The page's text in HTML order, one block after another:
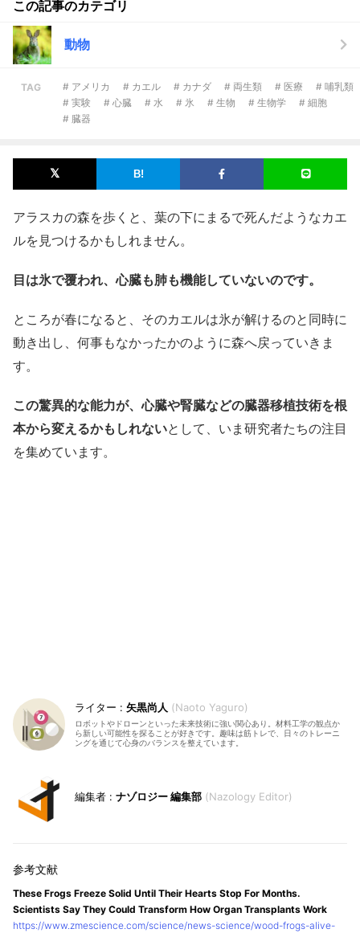
この記事のカテゴリ
動物
TAG # アメリカ # カエル # カナダ # 両生類 # 医療
# 哺乳類
# 実験
# 心臓 # 水 # 氷 # 生物 # 生物学
# 細胞
# 臓器
アラスカの森を歩くと、葉の下にまるで死んだようなカエ
ルを見つけるかもしれません。
目は氷で覆われ、心臓も肺も機能していないのです。
ところが春になると、そのカエルは氷が解けるのと同時に
動き出し、何事もなかったかのように森へ戻っていきま
す。
この驚異的な能力が、心臓や腎臓などの臓器移植技術を根
本から変えるかもしれないとして、いま研究者たちの注目
を集めています。
矢黒尚人 Naoto Yaguro
ロボットやドローンといった未来技術に強い関心あり。材料工学の観点か
ら新しい可能性を探ることが好きです。趣味は筋トレで、日々のトレーニ
ングを通じて心身のバランスを整えています。
ナゾロジー 編集部 Nazology Editor
These Frogs Freeze Solid Until Their Hearts Stop For Months.
Scientists Say They Could Transform How Organ Transplants Work
https://www.zmescience.com/science/news-science/wood-frogs-alive-